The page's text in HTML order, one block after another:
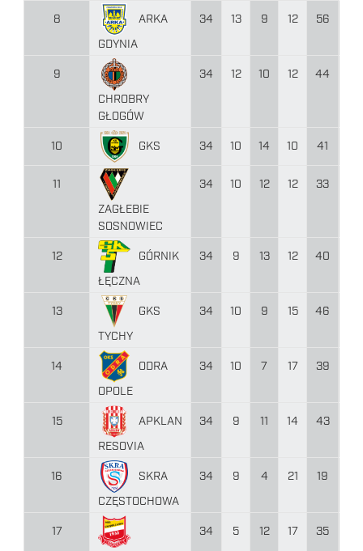
8
ARKA
GDYNIA
34 13 9 12 56
9
CHROBRY
GŁOGÓW
34 12 10 12 44
10 GKS 34 10 14 10 41
11
ZAGŁEBIE
SOSNOWIEC
34 10 12 12 33
12
GÓRNIK
ŁĘCZNA
34 9 13 12 40
13
GKS
TYCHY
34 10 9 15 46
14
ODRA
OPOLE
34 10 7 17 39
15
APKLAN
RESOVIA
34 9 11 14 43
16
SKRA
CZĘSTOCHOWA
34 9 4 21 19
17
34 5 12 17 35